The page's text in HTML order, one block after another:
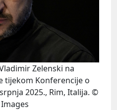
Zelenski na
tijekom Konferencije o
2025., Rim, Italija. ©